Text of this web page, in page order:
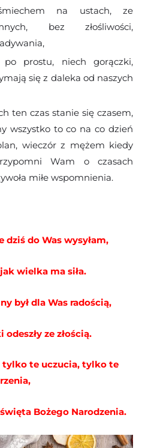
na ustach, ze
bez złośliwości,
prostu, niech gorączki,
się z daleka od naszych
ten czas stanie się czasem,
wszystko to co na co dzień
wieczór z mężem kiedy
Wam o czasach
miłe wspomnienia.
dziś do Was wysyłam,
wielka ma siła.
był dla Was radością,
ze złością.
tylko te uczucia, tylko te
Bożego Narodzenia.